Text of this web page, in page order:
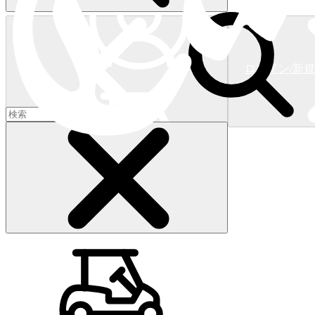
ログイン/新
ショッピングカート 0)